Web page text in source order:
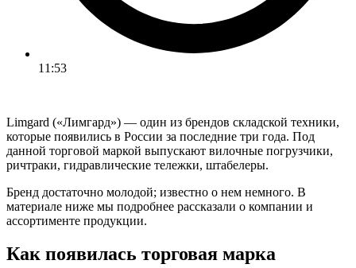
11:53
Limgard («Лимгард») — один из брендов складской техники,
которые появились в России за последние три года. Под
данной торговой маркой выпускают вилочные погрузчики,
ричтраки, гидравлические тележки, штабелеры.
Бренд достаточно молодой; известно о нем немного. В
материале ниже мы подробнее рассказали о компании и
ассортименте продукции.
Как появилась торговая марка